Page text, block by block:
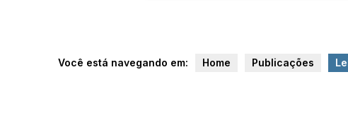
Você está navegando em: Home Publicações